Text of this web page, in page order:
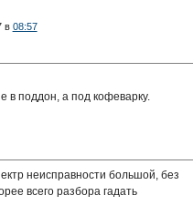
в 08:57
в поддон, а под кофеварку.
неисправности большой, без
всего разбора гадать